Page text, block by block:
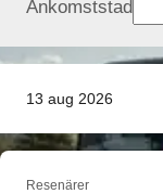
13 aug 2026
Ankomststad
Resenärer